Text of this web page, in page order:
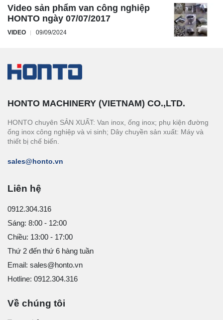
Video sản phẩm van công nghiệp
HONTO ngày 07/07/2017
VIDEO 09/09/2024
HONTO MACHINERY (VIETNAM) CO.,LTD.
HONTO chuyên SẢN XUẤT: Van inox, ống inox; phụ kiện đường
ống inox công nghiệp và vi sinh; Dây chuyền sản xuất: Máy và
thiết bị chế biến.
sales@honto.vn
Liên hệ
0912.304.316
Sáng: 8:00 - 12:00
Chiều: 13:00 - 17:00
Thứ 2 đến thứ 6 hàng tuần
Email: sales@honto.vn
Hotline: 0912.304.316
Về chúng tôi